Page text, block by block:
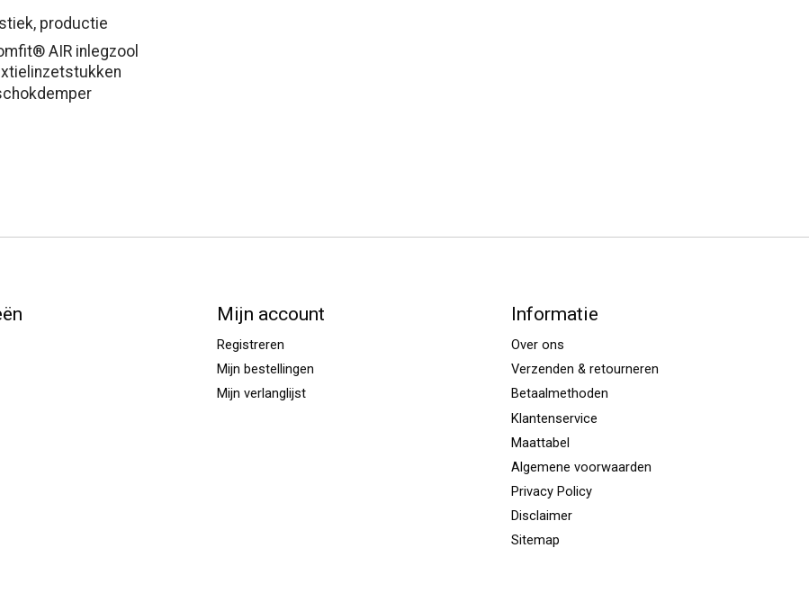
productie
AIR inlegzool
Mijn account
Registreren
Mijn bestellingen
Mijn verlanglijst
Informatie
Over ons
Verzenden & retourneren
Betaalmethoden
Klantenservice
Maattabel
Algemene voorwaarden
Privacy Policy
Disclaimer
Sitemap